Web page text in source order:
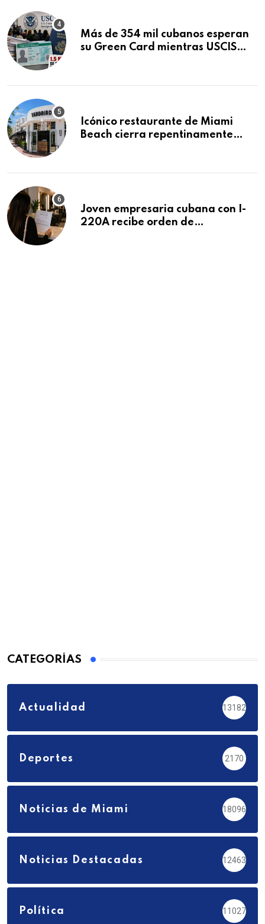
Más de 354 mil cubanos esperan
su Green Card mientras USCIS
Icónico restaurante de Miami
Beach cierra repentinamente
Joven empresaria cubana con I-
220A recibe orden de
CATEGORÍAS
Actualidad 13182
Deportes 2170
Noticias de Miami 18096
Noticias Destacadas 12463
Política 11027